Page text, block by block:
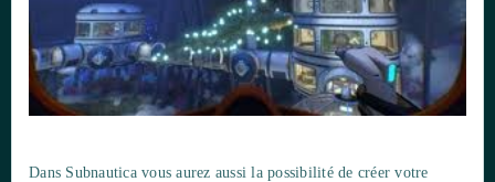
Dans Subnauticavous aurez aussi la possibilité de créer votre